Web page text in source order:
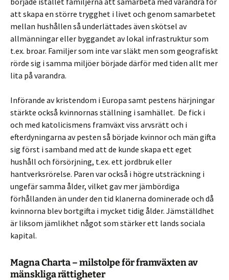
att skapa en större trygghet i livet och genom samarbetet
mellan hushållen så underlättades även skötsel av
allmänningar eller byggandet av lokal infrastruktur som
t.ex. broar. Familjer som inte var släkt men som geografiskt
rörde sig i samma miljöer började därför med tiden allt mer
lita på varandra.
Införande av kristendom i Europa samt pestens härjningar
stärkte också kvinnornas ställning i samhället. De fick i
och med katolicismens framväxt viss arvsrätt och i
efterdyningarna av pesten så började kvinnor och män gifta
sig först i samband med att de kunde skapa ett eget
hushåll och försörjning, t.ex. ett jordbruk eller
hantverksrörelse. Paren var också i högre utsträckning i
ungefär samma ålder, vilket gav mer jämbördiga
förhållanden än under den tid klanerna dominerade och då
kvinnorna blev bortgifta i mycket tidig ålder. Jämställdhet
är liksom jämlikhet något som stärker ett lands sociala
kapital.
Magna Charta – milstolpe för framväxten av
mänskliga rättigheter